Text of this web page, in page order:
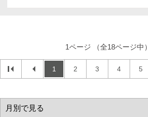
1ページ （全18ページ中）
1 2 3 4 5